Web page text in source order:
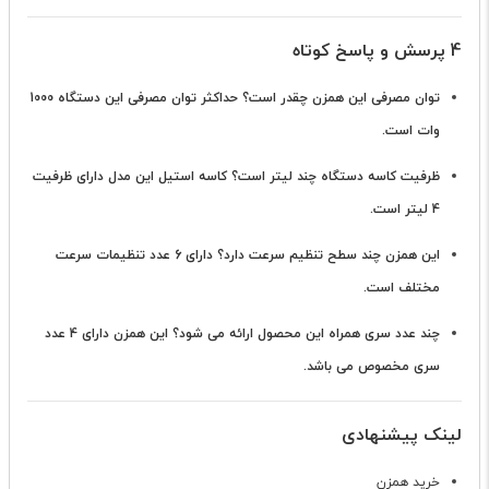
4 پرسش و پاسخ کوتاه
توان مصرفی این همزن چقدر است؟
حداکثر توان مصرفی این دستگاه 1000
وات است.
ظرفیت کاسه دستگاه چند لیتر است؟ کاسه استیل این مدل دارای ظرفیت
4 لیتر است.
این همزن چند سطح تنظیم سرعت دارد؟
دارای 6 عدد تنظیمات سرعت
مختلف است.
چند عدد سری همراه این محصول ارائه می شود؟
این همزن دارای 4 عدد
سری مخصوص می باشد.
لینک پیشنهادی
خرید همزن